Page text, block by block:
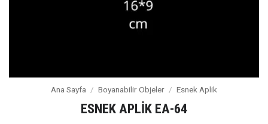
Ana Sayfa / Boyanabilir Objeler / Esnek Aplik
ESNEK APLİK EA-64